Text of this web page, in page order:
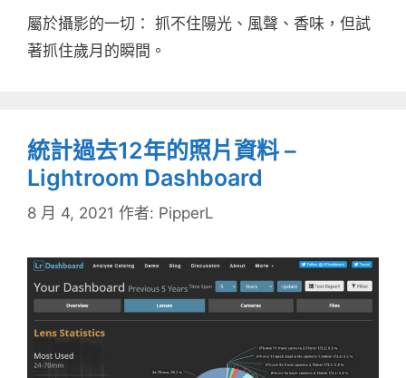
屬於攝影的一切： 抓不住陽光、風聲、香味，但試
著抓住歲月的瞬間。
統計過去12年的照片資料 –
Lightroom Dashboard
8 月 4, 2021 作者: PipperL